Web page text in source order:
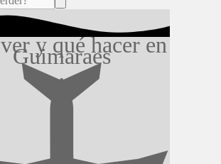
y qué hacer en
Guimaraes